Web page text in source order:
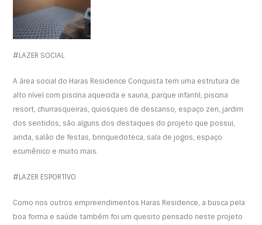
#LAZER SOCIAL
A área social do Haras Residence Conquista tem uma estrutura de
alto nível com piscina aquecida e sauna, parque infantil, piscina
resort, churrasqueiras, quiosques de descanso, espaço zen, jardim
dos sentidos, são alguns dos destaques do projeto que possui,
ainda, salão de festas, brinquedoteca, sala de jogos, espaço
ecumênico e muito mais.
#LAZER ESPORTIVO
Como nos outros empreendimentos Haras Residence, a busca pela
boa forma e saúde também foi um quesito pensado neste projeto